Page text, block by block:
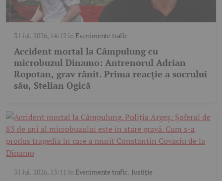
31 iul. 2026, 14:12 în Evenimente trafic
Accident mortal la Câmpulung cu
microbuzul Dinamo: Antrenorul Adrian
Ropotan, grav rănit. Prima reacție a socrului
său, Stelian Ogică
31 iul. 2026, 13:11 în Evenimente trafic, Justiție